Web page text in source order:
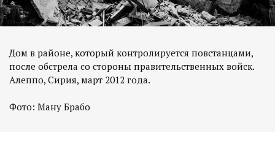
Дом в районе, который контролируется повстанцами,
после обстрела со стороны правительственных войск.
Алеппо, Сирия, март 2012 года.
Фото: Ману Брабо